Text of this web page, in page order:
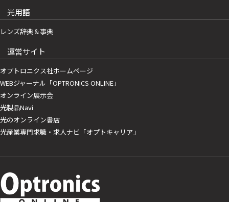
光用語
レンズ辞典＆事典
運営サイト
オプトロニクス社ホームページ
WEBジャーナル「OPTRONICS ONLINE」
オンライン展示会
光製品Navi
光のオンライン書店
光産業専門求職・求人ナビ「オプトキャリア」